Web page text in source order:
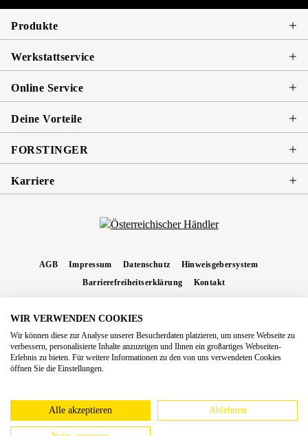
Produkte
Werkstattservice
Online Service
Deine Vorteile
FORSTINGER
Karriere
AGB Impressum Datenschutz
Hinweisgebersystem
Barrierefreiheitserklärung
Kontakt
Nachnahmegebühren, wenn nicht anders angegeben.
Copyright 2026 Forstinger Österreich GmbH
Königstetter Straße 128 - 134/OG3, 3430 Tulln
europäschen Online-Streitbeilegungs-Plattform hinzuweisen:
webgate.ec.europa.eu/odr
WIR VERWENDEN COOKIES
Wir können diese zur Analyse unserer Besucherdaten platzieren, um unsere Webseite zu
verbessern, personalisierte Inhalte anzuzeigen und Ihnen ein großartiges Webseiten-
Erlebnis zu bieten. Für weitere Informationen zu den von uns verwendeten Cookies
öffnen Sie die Einstellungen.
Alle akzeptieren Ablehnen